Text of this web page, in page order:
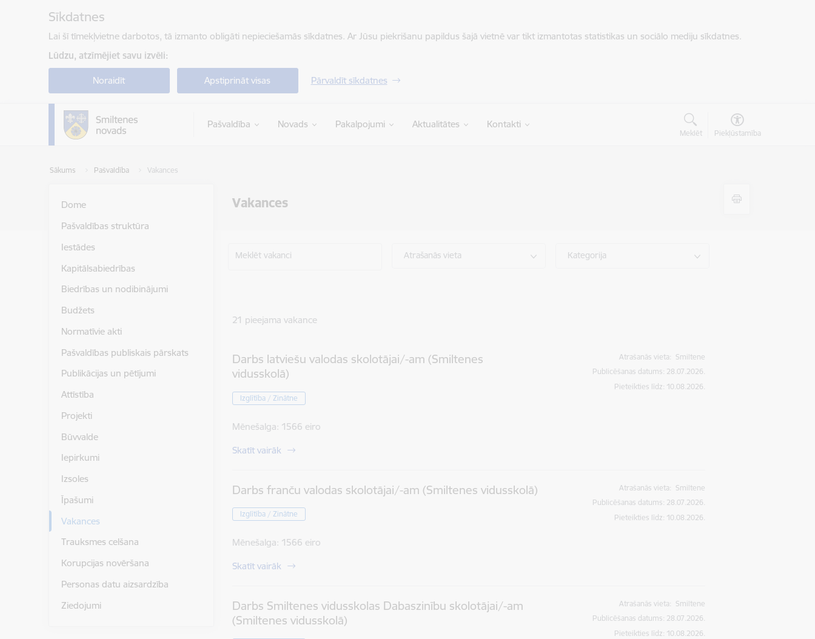
Sīkdatnes
Lai šī tīmekļvietne darbotos, tā izmanto obligāti nepieciešamās sīkdatnes. Ar Jūsu piekrišanu papildus šajā vietnē var tikt izmantotas statistikas un sociālo mediju sīkdatnes.
Lūdzu, atzīmējiet savu izvēli:
Noraidīt Apstiprināt visas Pārvaldīt sīkdatnes
Pašvaldība Novads Pakalpojumi Aktualitātes Kontakti
Meklēt Piekļūstamība
Sākums Pašvaldība Vakances
Vakances
Dome
Pašvaldības struktūra
Iestādes
Kapitālsabiedrības
Biedrības un nodibinājumi
Budžets
Normatīvie akti
Pašvaldības publiskais pārskats
Publikācijas un pētījumi
Attīstība
Projekti
Būvvalde
Iepirkumi
Izsoles
Īpašumi
Vakances
Trauksmes celšana
Korupcijas novēršana
Personas datu aizsardzība
Ziedojumi
Meklēt vakanci Atrašanās vieta Kategorija
21 pieejama vakance
Darbs latviešu valodas skolotājai/-am (Smiltenes
vidusskolā)
Izglītība / Zinātne
Mēnešalga: 1566 eiro
Skatīt vairāk
Atrašanās vieta: Smiltene
Publicēšanas datums: 28.07.2026.
Pieteikties līdz: 10.08.2026.
Darbs franču valodas skolotājai/-am (Smiltenes vidusskolā)
Izglītība / Zinātne
Mēnešalga: 1566 eiro
Skatīt vairāk
Atrašanās vieta: Smiltene
Publicēšanas datums: 28.07.2026.
Pieteikties līdz: 10.08.2026.
Darbs Smiltenes vidusskolas Dabaszinību skolotājai/-am
(Smiltenes vidusskolā)
Atrašanās vieta: Smiltene
Publicēšanas datums: 28.07.2026.
Pieteikties līdz: 10.08.2026.